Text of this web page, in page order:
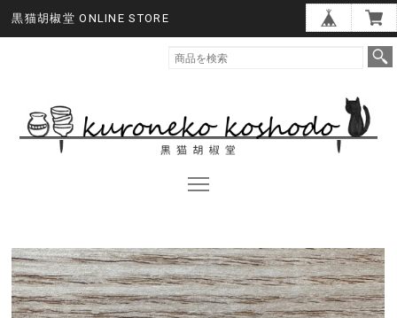
黒猫胡椒堂 ONLINE STORE